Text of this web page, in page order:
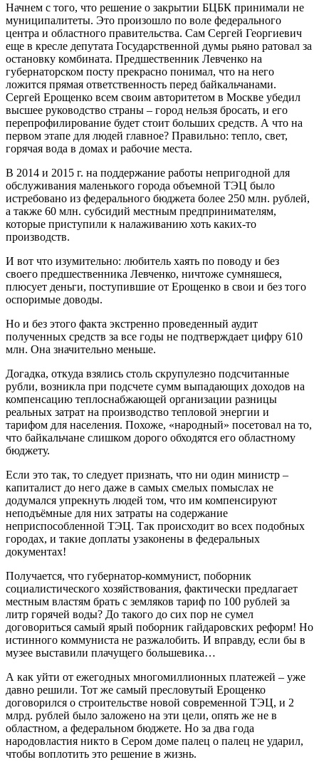
Начнем с того, что решение о закрытии БЦБК принимали не
муниципалитеты. Это произошло по воле федерального
центра и областного правительства. Сам Сергей Георгиевич
еще в кресле депутата Государственной думы рьяно ратовал за
остановку комбината. Предшественник Левченко на
губернаторском посту прекрасно понимал, что на него
ложится прямая ответственность перед байкальчанами.
Сергей Ерощенко всем своим авторитетом в Москве убедил
высшее руководство страны – город нельзя бросать, и его
перепрофилирование будет стоит больших средств. А что на
первом этапе для людей главное? Правильно: тепло, свет,
горячая вода в домах и рабочие места.
В 2014 и 2015 г. на поддержание работы непригодной для
обслуживания маленького города объемной ТЭЦ было
истребовано из федерального бюджета более 250 млн. рублей,
а также 60 млн. субсидий местным предпринимателям,
которые приступили к налаживанию хоть каких-то
производств.
И вот что изумительно: любитель хаять по поводу и без
своего предшественника Левченко, ничтоже сумняшеся,
плюсует деньги, поступившие от Ерощенко в свои и без того
оспоримые доводы.
Но и без этого факта экстренно проведенный аудит
полученных средств за все годы не подтверждает цифру 610
млн. Она значительно меньше.
Догадка, откуда взялись столь скрупулезно подсчитанные
рубли, возникла при подсчете сумм выпадающих доходов на
компенсацию теплоснабжающей организации разницы
реальных затрат на производство тепловой энергии и
тарифом для населения. Похоже, «народный» посетовал на то,
что байкальчане слишком дорого обходятся его областному
бюджету.
Если это так, то следует признать, что ни один министр –
капиталист до него даже в самых смелых помыслах не
додумался упрекнуть людей том, что им компенсируют
неподъёмные для них затраты на содержание
неприспособленной ТЭЦ. Так происходит во всех подобных
городах, и такие доплаты узаконены в федеральных
документах!
Получается, что губернатор-коммунист, поборник
социалистического хозяйствования, фактически предлагает
местным властям брать с земляков тариф по 100 рублей за
литр горячей воды? До такого до сих пор не сумел
договориться самый ярый поборник гайдаровских реформ! Но
истинного коммуниста не разжалобить. И вправду, если бы в
музее выставили плачущего большевика…
А как уйти от ежегодных многомиллионных платежей – уже
давно решили. Тот же самый пресловутый Ерощенко
договорился о строительстве новой современной ТЭЦ, и 2
млрд. рублей было заложено на эти цели, опять же не в
областном, а федеральном бюджете. Но за два года
народовластия никто в Сером доме палец о палец не ударил,
чтобы воплотить это решение в жизнь.